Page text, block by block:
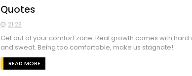
Quotes
21:23
Get out of your comfort zone. Real growth comes with hard
and sweat. Being too comfortable, make us stagnate!
READ MORE